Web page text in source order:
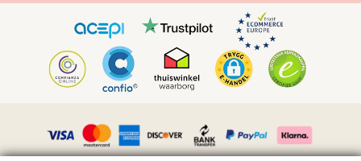
Vimeo ID: 315847482